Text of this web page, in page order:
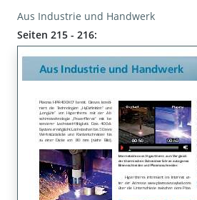
Aus Industrie und Handwerk
Seiten 215 - 216: